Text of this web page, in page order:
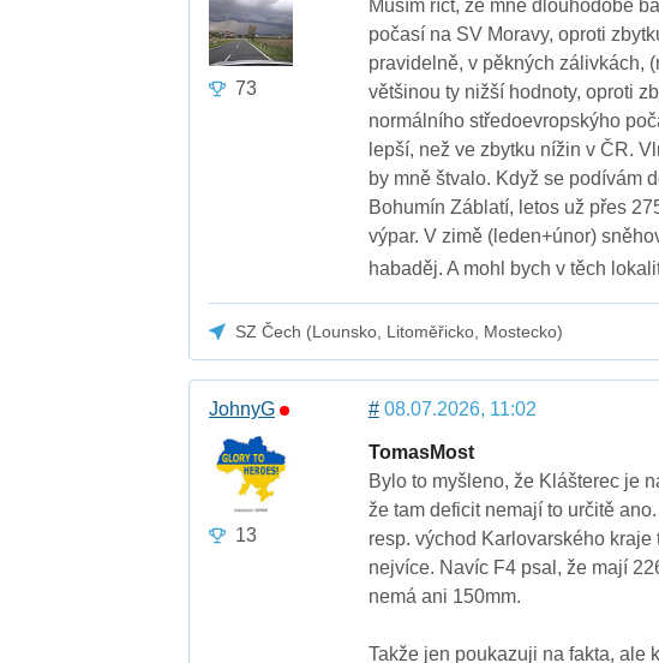
73
Musím říct, že mně dlouhodobě
počasí na SV Moravy, oproti
pravidelně, v pěkných zálivkách,
většinou ty nižší hodnoty, oproti
normálního středoevropskýho
lepší, než ve zbytku nížin v ČR.
by mně štvalo. Když se podívám
Bohumín Záblatí, letos už přes
výpar. V zimě (leden+únor)
habaděj. A mohl bych v těch
SZ Čech (Lounsko, Litoměřicko, Mostecko)
JohnyG
13
#08.07.2026, 11:02
TomasMost
Bylo to myšleno, že Klášterec je
že tam deficit nemají to určitě
resp. východ Karlovarského
nejvíce. Navíc F4 psal, že mají
nemá ani 150mm.
Takže jen poukazuji na fakta, ale